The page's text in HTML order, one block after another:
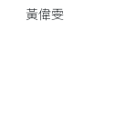
黃偉雯